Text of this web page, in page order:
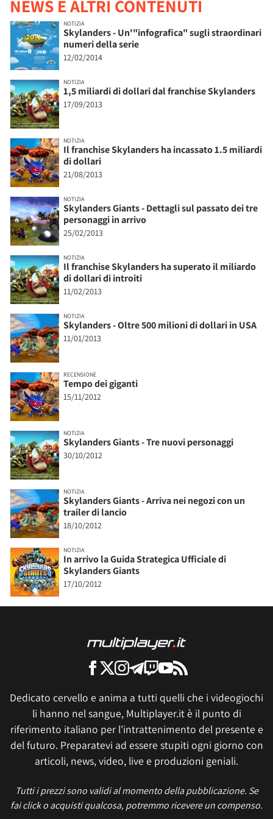
NEWS E ALTRI CONTENUTI
NOTIZIA
Skylanders - Un'"infografica" sugli straordinari
numeri della serie
12/02/2014
NOTIZIA
1,5 miliardi di dollari dal franchise Skylanders
17/09/2013
NOTIZIA
Il franchise Skylanders ha incassato 1.5 miliardi
di dollari
21/08/2013
NOTIZIA
Skylanders Giants - Dettagli sul passato dei tre
personaggi in arrivo
25/02/2013
NOTIZIA
Il franchise Skylanders ha superato il miliardo
di dollari di introiti
11/02/2013
NOTIZIA
Skylanders - Oltre 500 milioni di dollari in USA
11/01/2013
RECENSIONE
Tempo dei giganti
15/11/2012
NOTIZIA
Skylanders Giants - Tre nuovi personaggi
30/10/2012
NOTIZIA
Skylanders Giants - Arriva nei negozi con un
trailer di lancio
18/10/2012
NOTIZIA
In arrivo la Guida Strategica Ufficiale di
Skylanders Giants
17/10/2012
Dedicato cervello e anima a tutti quelli che i videogiochi
li hanno nel sangue, Multiplayer.it è il punto di
riferimento italiano per l'intrattenimento del presente e
del futuro. Preparatevi ad essere stupiti ogni giorno con
articoli, news, video, live e produzioni geniali.
Tutti i prezzi sono validi al momento della pubblicazione. Se
fai click o acquisti qualcosa, potremmo ricevere un compenso.